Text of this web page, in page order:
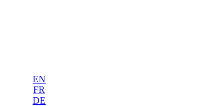
EN
FR
DE